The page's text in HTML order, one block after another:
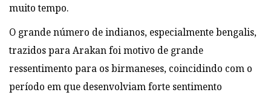
muito tempo.
O grande número de indianos, especialmente bengalis,
trazidos para Arakan foi motivo de grande
ressentimento para os birmaneses, coincidindo com o
período em que desenvolviam forte sentimento